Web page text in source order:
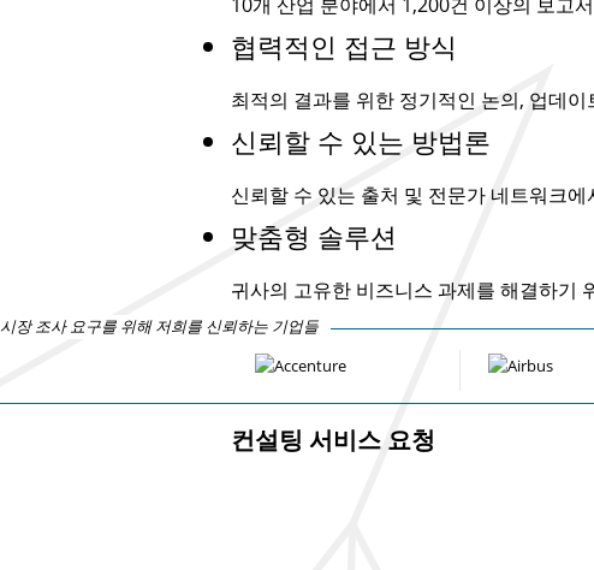
협력적인 접근 방식
최적의 결과를 위한 정기적인 논의, 업데이
신뢰할 수 있는 방법론
신뢰할 수 있는 출처 및 전문가 네트워크에
맞춤형 솔루션
귀사의 고유한 비즈니스 과제를 해결하기
시장 조사 요구를 위해 저희를 신뢰하는 기업들
컨설팅 서비스 요청